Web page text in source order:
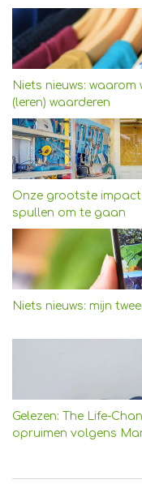
Niets nieuws:
(leren) waarderen
Onze grootste
spullen om te gaan
Niets nieuws: mijn
Gelezen: The Life-
opruimen volgens